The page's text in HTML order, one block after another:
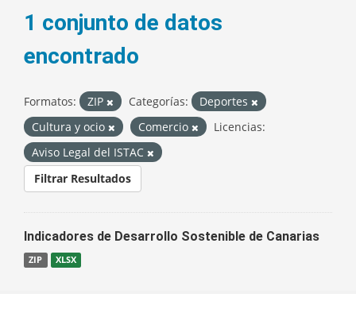
1 conjunto de datos
encontrado
Formatos: ZIP Categorías:
Deportes
Cultura y ocio
Comercio
Licencias:
Aviso Legal del ISTAC
Filtrar Resultados
Indicadores de Desarrollo Sostenible de Canarias
ZIP XLSX